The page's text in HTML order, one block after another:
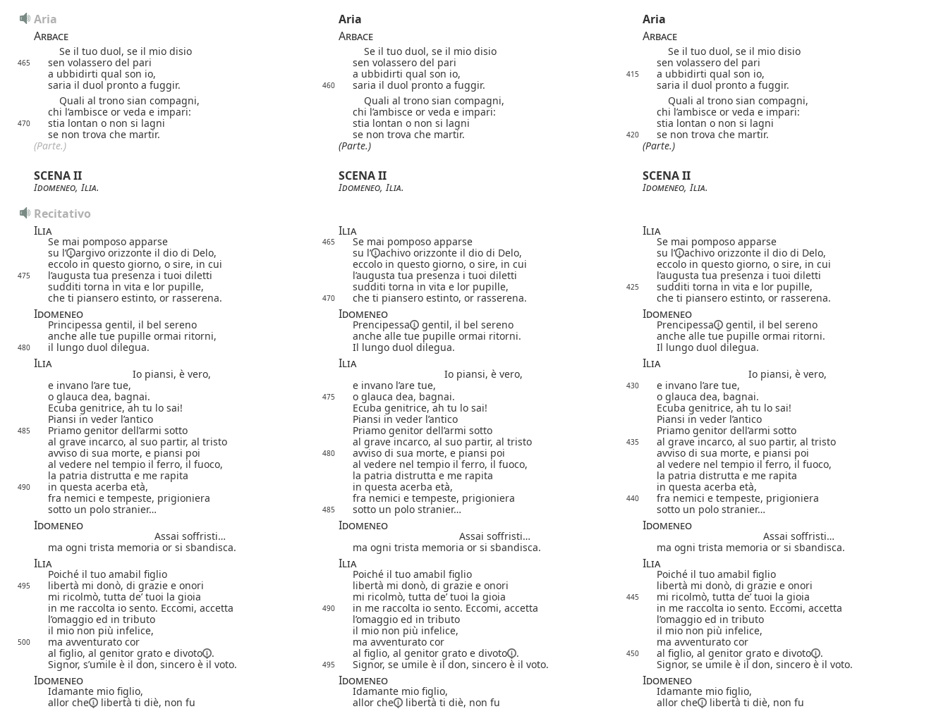
Aria Aria
Aria
Arbace
Arbace Arbace
Se il tuo duol, se il mio disio Se il tuo duol, se il mio disio Se il tuo duol, se il mio disio
465 sen volassero del pari sen volassero del pari
sen volassero del pari
a ubbidirti qual son io,
a ubbidirti qual son io, 415
a ubbidirti qual son io,
saria il duol pronto a fuggir.
460 saria il duol pronto a fuggir.
saria il duol pronto a fuggir.
Quali al trono sian compagni,
Quali al trono sian compagni,
Quali al trono sian compagni,
chi l’ambisce or veda e impari:
chi l’ambisce or veda e impari: chi l’ambisce or veda e impari:
470 stia lontan o non si lagni stia lontan o non si lagni
stia lontan o non si lagni
se non trova che martir.
se non trova che martir. 420
se non trova che martir.
(Parte.)
(Parte.) (Parte.)
SCENA II SCENA II SCENA II
Idomeneo, Ilia. Idomeneo, Ilia. Idomeneo, Ilia.
Recitativo
Ilia
Ilia Ilia
Se mai pomposo apparse 465 Se mai pomposo apparse
Se mai pomposo apparse
su l’
argivo orizzonte il dio di Delo, su l’ achivo orizzonte il dio di Delo, su l’
achivo orizzonte il dio di Delo,
eccolo in questo giorno, o sire, in cui
eccolo in questo giorno, o sire, in cui eccolo in questo giorno, o sire, in cui
475 l’augusta tua presenza i tuoi diletti l’augusta tua presenza i tuoi diletti
l’augusta tua presenza i tuoi diletti
sudditi torna in vita e lor pupille,
sudditi torna in vita e lor pupille, 425
sudditi torna in vita e lor pupille,
che ti piansero estinto, or rasserena.
470 che ti piansero estinto, or rasserena. che ti piansero estinto, or rasserena.
Idomeneo Idomeneo Idomeneo
Principessa gentil, il bel sereno Prencipessa gentil, il bel sereno Prencipessa
gentil, il bel sereno
anche alle tue pupille ormai ritorni,
anche alle tue pupille ormai ritorni. anche alle tue pupille ormai ritorni.
480 il lungo duol dilegua. Il lungo duol dilegua. Il lungo duol dilegua.
Ilia Ilia Ilia
Io piansi, è vero, Io piansi, è vero,
Io piansi, è vero,
e invano l’are tue,
e invano l’are tue, 430
e invano l’are tue,
o glauca dea, bagnai.
475 o glauca dea, bagnai.
o glauca dea, bagnai.
Ecuba genitrice, ah tu lo sai!
Ecuba genitrice, ah tu lo sai!
Ecuba genitrice, ah tu lo sai!
Piansi in veder l’antico
Piansi in veder l’antico Piansi in veder l’antico
485 Priamo genitor dell’armi sotto Priamo genitor dell’armi sotto
Priamo genitor dell’armi sotto
al grave incarco, al suo partir, al tristo
al grave incarco, al suo partir, al tristo 435
al grave incarco, al suo partir, al tristo
avviso di sua morte, e piansi poi
480 avviso di sua morte, e piansi poi
avviso di sua morte, e piansi poi
al vedere nel tempio il ferro, il fuoco,
al vedere nel tempio il ferro, il fuoco,
al vedere nel tempio il ferro, il fuoco,
la patria distrutta e me rapita
la patria distrutta e me rapita la patria distrutta e me rapita
490 in questa acerba età, in questa acerba età,
in questa acerba età,
fra nemici e tempeste, prigioniera
fra nemici e tempeste, prigioniera 440
fra nemici e tempeste, prigioniera
sotto un polo stranier…
485 sotto un polo stranier… sotto un polo stranier…
Idomeneo Idomeneo Idomeneo
Assai soffristi… Assai soffristi…
Assai soffristi…
ma ogni trista memoria or si sbandisca.
ma ogni trista memoria or si sbandisca. ma ogni trista memoria or si sbandisca.
Ilia Ilia Ilia
Poiché il tuo amabil figlio Poiché il tuo amabil figlio Poiché il tuo amabil figlio
495 libertà mi donò, di grazie e onori libertà mi donò, di grazie e onori
libertà mi donò, di grazie e onori
mi ricolmò, tutta de’ tuoi la gioia
mi ricolmò, tutta de’ tuoi la gioia 445
mi ricolmò, tutta de’ tuoi la gioia
in me raccolta io sento. Eccomi, accetta
490 in me raccolta io sento. Eccomi, accetta
in me raccolta io sento. Eccomi, accetta
l’omaggio ed in tributo
l’omaggio ed in tributo
l’omaggio ed in tributo
il mio non più infelice,
il mio non più infelice, il mio non più infelice,
500 ma avventurato cor ma avventurato cor
ma avventurato cor
al figlio, al genitor grato e divoto . al figlio, al genitor grato e divoto . 450 al figlio, al genitor grato e divoto
.
Signor, s’umile è il don, sincero è il voto.
495 Signor, se umile è il don, sincero è il voto. Signor, se umile è il don, sincero è il voto.
Idomeneo Idomeneo Idomeneo
Idamante mio figlio, Idamante mio figlio,
Idamante mio figlio,
allor che
libertà ti diè, non fu allor che libertà ti diè, non fu allor che libertà ti diè, non fu